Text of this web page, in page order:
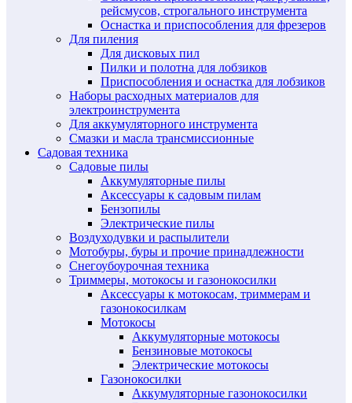
рейсмусов, строгального инструмента
Оснастка и приспособления для фрезеров
Для пиления
Для дисковых пил
Пилки и полотна для лобзиков
Приспособления и оснастка для лобзиков
Наборы расходных материалов для
электроинструмента
Для аккумуляторного инструмента
Смазки и масла трансмиссионные
Садовая техника
Садовые пилы
Аккумуляторные пилы
Аксессуары к садовым пилам
Бензопилы
Электрические пилы
Воздуходувки и распылители
Мотобуры, буры и прочие принадлежности
Снегоубоурочная техника
Триммеры, мотокосы и газонокосилки
Аксессуары к мотокосам, триммерам и
газонокосилкам
Мотокосы
Аккумуляторные мотокосы
Бензиновые мотокосы
Электрические мотокосы
Газонокосилки
Аккумуляторные газонокосилки